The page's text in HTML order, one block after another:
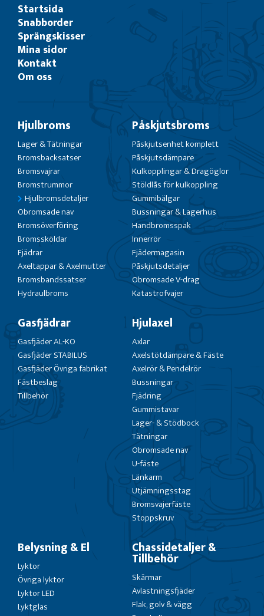
Startsida
Snabborder
Sprängskisser
Mina sidor
Kontakt
Om oss
Hjulbroms
Lager & Tätningar
Bromsbacksatser
Bromsvajrar
Bromstrummor
Hjulbromsdetaljer
Obromsade nav
Bromsöverföring
Bromssköldar
Fjädrar
Axeltappar & Axelmutter
Bromsbandssatser
Hydraulbroms
Påskjutsbroms
Påskjutsenhet komplett
Påskjutsdämpare
Kulkopplingar & Dragöglor
Stöldlås för kulkoppling
Gummibälgar
Bussningar & Lagerhus
Handbromsspak
Innerrör
Fjädermagasin
Påskjutsdetaljer
Obromsade V-drag
Katastrofvajer
Gasfjädrar
Gasfjäder AL-KO
Gasfjäder STABILUS
Gasfjäder Övriga fabrikat
Fästbeslag
Tillbehör
Hjulaxel
Axlar
Axelstötdämpare & Fäste
Axelrör & Pendelrör
Bussningar
Fjädring
Gummistavar
Lager- & Stödbock
Tätningar
Obromsade nav
U-fäste
Länkarm
Utjämningsstag
Bromsvajerfäste
Stoppskruv
Belysning & El
Lyktor
Övriga lyktor
Lyktor LED
Lyktglas
Chassidetaljer &
Tillbehör
Skärmar
Avlastningsfjäder
Flak, golv & vägg